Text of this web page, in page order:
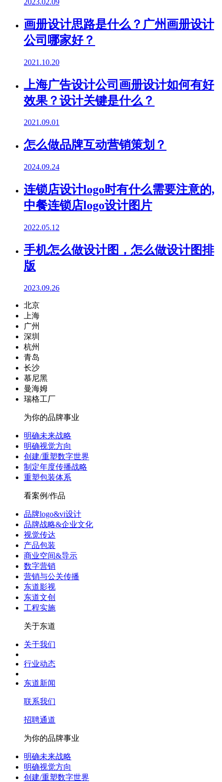
画册设计思路是什么？广州画册设计
公司哪家好？
2021.10.20
上海广告设计公司画册设计如何有好
效果？设计关键是什么？
2021.09.01
怎么做品牌互动营销策划？
2024.09.24
连锁店设计logo时有什么需要注意的,
中餐连锁店logo设计图片
2022.05.12
手机怎么做设计图，怎么做设计图排
版
2023.09.26
北京
上海
广州
深圳
杭州
青岛
长沙
慕尼黑
曼海姆
瑞格工厂
为你的品牌事业
明确未来战略
明确视觉方向
创建/重塑数字世界
制定年度传播战略
重塑包装体系
看案例/作品
品牌logo&vi设计
品牌战略&企业文化
视觉传达
产品包装
商业空间&导示
数字营销
营销与公关传播
东道影视
东道文创
工程实施
关于东道
关于我们
行业动态
东道新闻
联系我们
招聘通道
为你的品牌事业
明确未来战略
明确视觉方向
创建/重塑数字世界